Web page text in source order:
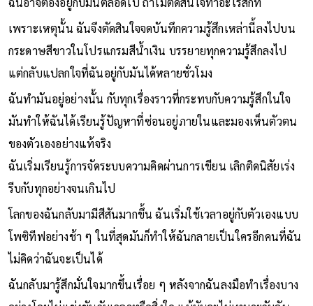
เพราะเหตุนั้น ฉันจึงตัดสินใจจดบันทึกความรู้สึกเหล่านี้ลงไปบน
กระดาษสีขาวในโปรแกรมสีน้ำเงิน บรรยายทุกความรู้สึกลงไป
แต่กลับแปลกใจที่ฉันอยู่กับมันได้หลายชั่วโมง
ฉันทำมันอยู่อย่างนั้น กับทุกเรื่องราวที่กระทบกับความรู้สึกในใจ
มันทำให้ฉันได้เรียนรู้ปัญหาที่ซ่อนอยู่ภายในและมองเห็นตัวตน
ของตัวเองอย่างแท้จริง
ฉันเริ่มเรียนรู้การจัดระบบความคิดผ่านการเขียน เลิกติดนิสัยเร่ง
รีบกับทุกอย่างจนเกินไป
โลกของฉันกลับมามีสีสันมากขึ้น ฉันเริ่มใช้เวลาอยู่กับตัวเองแบบ
โพซิทีฟอย่างช้า ๆ ในที่สุดมันก็ทำให้ฉันกลายเป็นใครอีกคนที่ฉัน
ไม่คิดว่าฉันจะเป็นได้
ฉันกลับมารู้สึกมั่นใจมากขึ้นเรื่อย ๆ หลังจากฉันลงมือทำเรื่องบาง